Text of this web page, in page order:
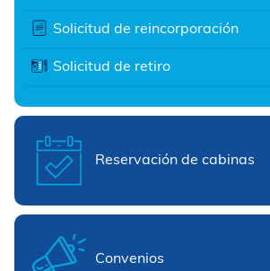
Solicitud de reincorporación
Solicitud de retiro
Reservación de cabinas
Convenios